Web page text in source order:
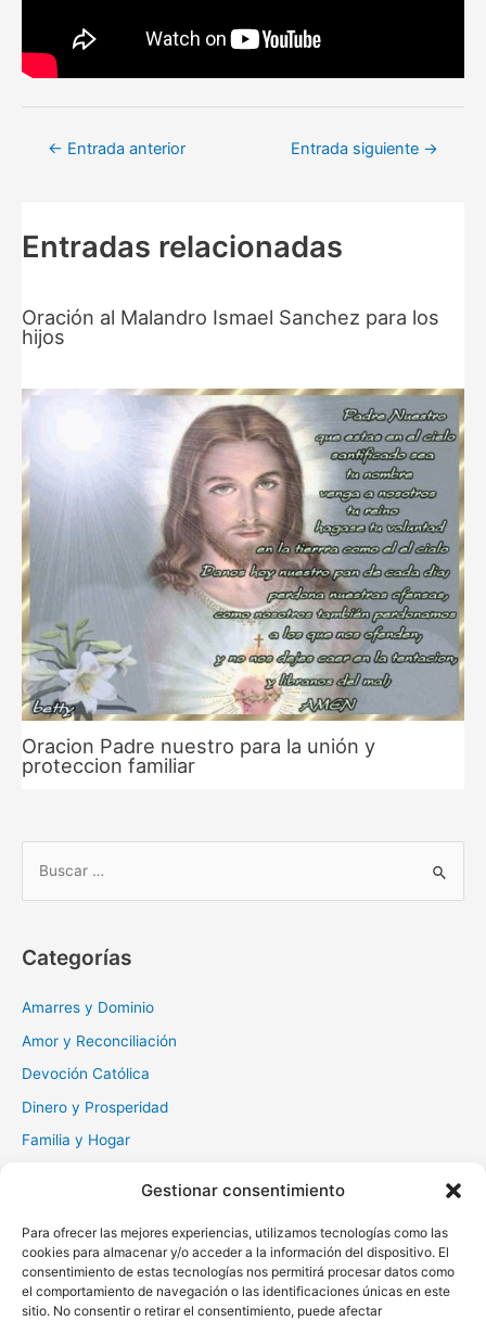
Gestionar consentimiento
Para ofrecer las mejores experiencias, utilizamos tecnologías como las
cookies para almacenar y/o acceder a la información del dispositivo. El
consentimiento de estas tecnologías nos permitirá procesar datos como
el comportamiento de navegación o las identificaciones únicas en este
sitio. No consentir o retirar el consentimiento, puede afectar
Navegación
← Entrada anterior Entrada siguiente →
Entradas relacionadas
Oración al Malandro Ismael Sanchez para los
hijos
Oracion Padre nuestro para la unión y
proteccion familiar
r
Categorías
Amarres y Dominio
Amor y Reconciliación
Devoción Católica
Dinero y Prosperidad
Familia y Hogar
Muerte y Difuntos
Oraciones Diarias
Otras